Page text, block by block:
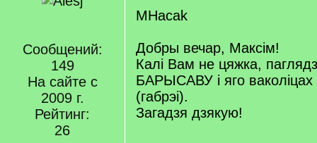
Сообщений:
149
На сайте с
2009 г.
Рейтинг:
26
MHacak
Добры вечар, Максім!
Калі Вам не цяжка,
БАРЫСАВУ і яго
(габрэі).
Загадзя дзякую!